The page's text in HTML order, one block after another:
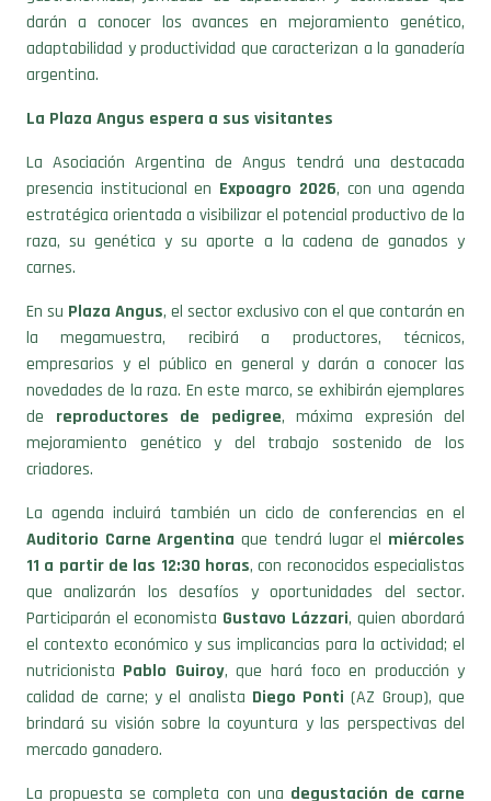
adaptabilidad y productividad que caracterizan a la ganadería
argentina.
La Plaza Angus espera a sus visitantes
La Asociación Argentina de Angus tendrá una destacada
presencia institucional enExpoagro 2026, con una agenda
estratégica orientada a visibilizar el potencial productivo de la
raza, su genética y su aporte a la cadena de ganados y
carnes.
En suPlaza Angus
la megamuestra, recibirá a productores, técnicos,
empresarios y el público en general y darán a conocer las
novedades de la raza. En este marco, se exhibirán ejemplares
dereproductores de pedigree, máxima expresión del
mejoramiento genético y del trabajo sostenido de los
criadores.
La agenda incluirá también un ciclo de conferencias en el
Auditorio Carne Argentina que tendrá lugar elmiércoles
11 a partir de las 12:30 horas, con reconocidos especialistas
que analizarán los desafíos y oportunidades del sector.
Participarán el economistaGustavo Lázzari, quien abordará
el contexto económico y sus implicancias para la actividad; el
nutricionistaPablo Guiroy, que hará foco en producción y
calidad de carne; y el analistaDiego Ponti (AZ Group), que
brindará su visión sobre la coyuntura y las perspectivas del
mercado ganadero.
La propuesta se completa con una
certificada Angus, una experiencia gastronómica que